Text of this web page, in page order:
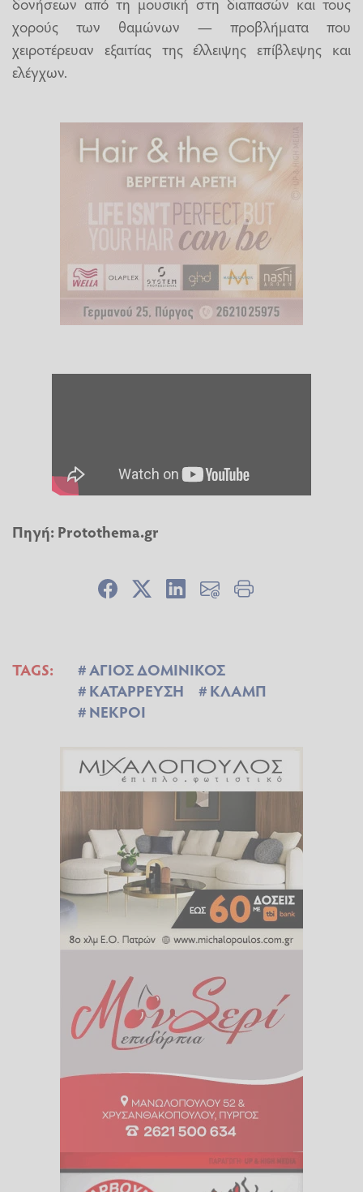
χορούς των θαμώνων — προβλήματα που
χειροτέρευαν εξαιτίας της έλλειψης επίβλεψης και
ελέγχων.
Πηγή: Protothema.gr
TAGS:
ΑΓΙΟΣ ΔΟΜΙΝΙΚΟΣ
ΚΑΤΑΡΡΕΥΣΗ
ΚΛΑΜΠ
ΝΕΚΡΟΙ